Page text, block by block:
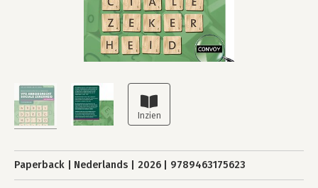
Paperback Nederlands 2026 9789463175623